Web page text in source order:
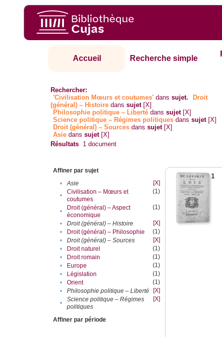
Accueil Recherche simple
Rechercher:
'Civilisation Mœurs et coutumes' danssujet.
Droit
(général) – Histoire danssujet [X]
Philosophie politique – Liberté danssujet [X]
Science politique – Régimes politiques danssujet [X]
Droit (général) – Sources danssujet [X]
Asie danssujet [X]
Résultats 1 document
Affiner par sujet
•
Asie
[X]
•
Civilisation – Mœurs et
coutumes
(1)
•
Droit (général) – Aspect
économique
(1)
• Droit (général) – Histoire
[X]
•
Droit (général) – Philosophie
(1)
•
Droit (général) – Sources
[X]
•
Droit naturel
(1)
•
Droit romain
(1)
•
Europe
(1)
•
Législation
(1)
•
Orient
(1)
•
Philosophie politique – Liberté
[X]
•
Science politique – Régimes
politiques
[X]
Affiner par période
1